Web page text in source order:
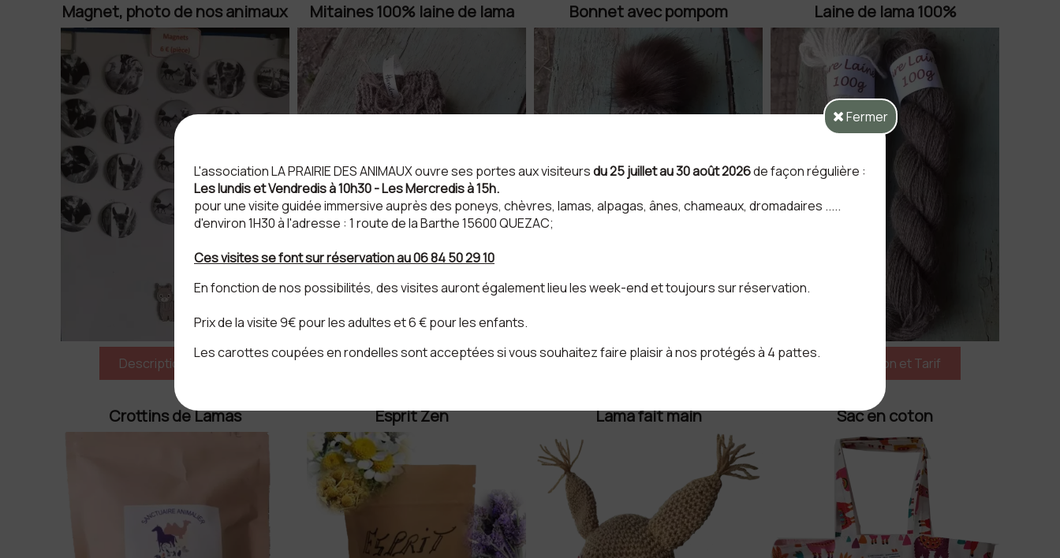
Magnet, photo de nos animaux Mitaines 100% laine de lama Bonnet avec pompom Laine de lama 100%
Crottins de Lamas Esprit Zen Lama fait main Sac en coton
Fermer
L'association LA PRAIRIE DES ANIMAUX ouvre ses portes aux visiteursdu 25 juillet au 30 août 2026de façon régulière :
Les lundis et Vendredis à 10h30 - Les Mercredis à 15h.
pour une visite guidée immersive auprès des poneys, chèvres, lamas, alpagas, ânes, chameaux, dromadaires .....
d'environ 1H30 à l'adresse : 1 route de la Barthe 15600 QUEZAC;
Ces visites se font sur réservation au 06 84 50 29 10
En fonction de nos possibilités, des visites auront également lieu les week-end et toujours sur réservation.
Prix de la visite 9€ pour les adultes et 6 € pour les enfants.
Les carottes coupées en rondelles sont acceptées si vous souhaitez faire plaisir à nos protégés à 4 pattes.